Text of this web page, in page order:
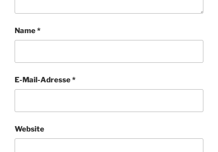
Name*
E-Mail-Adresse*
Website